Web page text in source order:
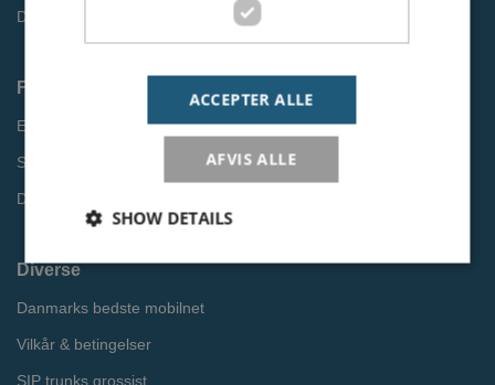
Driftsstatus
Find information
EU Roaming
Softphone til pc og mobil
Databeskyttelsespolitik
Diverse
Danmarks bedste mobilnet
Vilkår & betingelser
SIP trunks grossist
ACCEPTER ALLE
AFVIS ALLE
SHOW DETAILS
Nødvendige cookies er dem der bruges af siden til at